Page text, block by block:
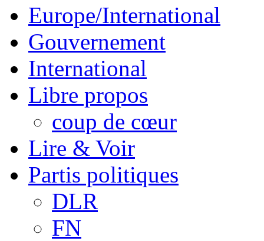
Europe/International
Gouvernement
International
Libre propos
coup de cœur
Lire & Voir
Partis politiques
DLR
FN